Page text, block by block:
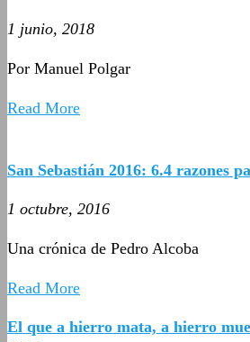
1 junio, 2018
Por Manuel Polgar
Read More
San Sebastián 2016: 6.4 razones
1 octubre, 2016
Una crónica de Pedro Alcoba
Read More
El que a hierro mata, a hierro